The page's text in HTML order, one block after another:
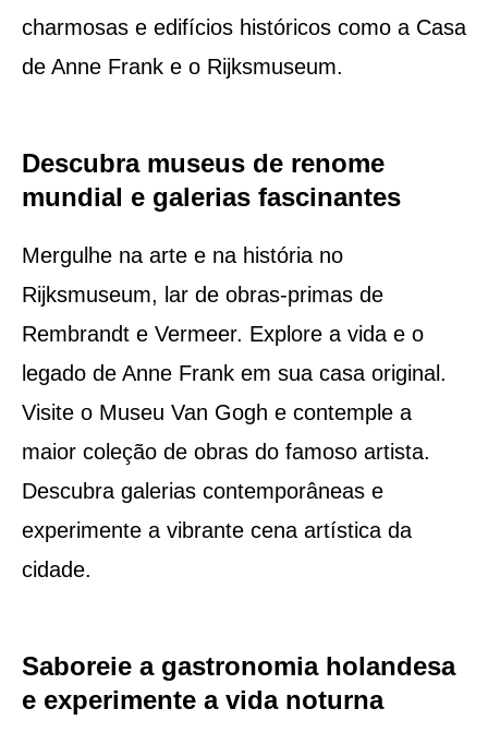
charmosas e edifícios históricos como a Casa
de Anne Frank e o Rijksmuseum.
Descubra museus de renome
mundial e galerias fascinantes
Mergulhe na arte e na história no
Rijksmuseum, lar de obras-primas de
Rembrandt e Vermeer. Explore a vida e o
legado de Anne Frank em sua casa original.
Visite o Museu Van Gogh e contemple a
maior coleção de obras do famoso artista.
Descubra galerias contemporâneas e
experimente a vibrante cena artística da
cidade.
Saboreie a gastronomia holandesa
e experimente a vida noturna